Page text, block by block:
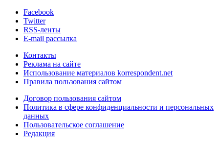
Facebook
Twitter
RSS-ленты
E-mail рассылка
Контакты
Реклама на сайте
Использование материалов korrespondent.net
Правила пользования сайтом
Договор пользования сайтом
Политика в сфере конфиденциальности и персональных
данных
Пользовательское соглашение
Редакция